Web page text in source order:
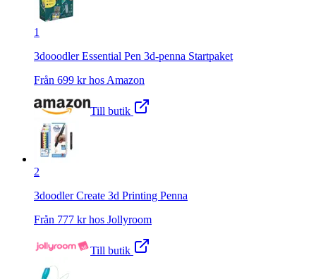
1
3dooodler Essential Pen 3d-penna Startpaket
Från 699 kr hos Amazon
Till butik
2
3doodler Create 3d Printing Penna
Från 777 kr hos Jollyroom
Till butik